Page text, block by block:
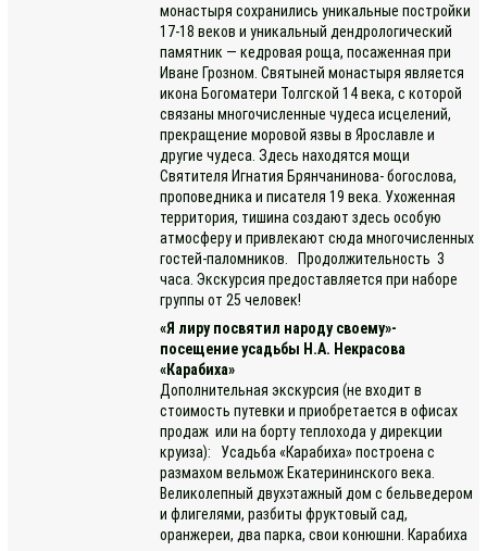
монастыря сохранились уникальные постройки
17-18 веков и уникальный дендрологический
памятник — кедровая роща, посаженная при
Иване Грозном. Святыней монастыря является
икона Богоматери Толгской 14 века, с которой
связаны многочисленные чудеса исцелений,
прекращение моровой язвы в Ярославле и
другие чудеса. Здесь находятся мощи
Святителя Игнатия Брянчанинова- богослова,
проповедника и писателя 19 века. Ухоженная
территория, тишина создают здесь особую
атмосферу и привлекают сюда многочисленных
гостей-паломников. Продолжительность 3
часа. Экскурсия предоставляется при наборе
группы от 25 человек!
«Я лиру посвятил народу своему»-
посещение усадьбы Н.А. Некрасова
«Карабиха»
Дополнительная экскурсия (не входит в
стоимость путевки и приобретается в офисах
продаж или на борту теплохода у дирекции
круиза): Усадьба «Карабиха» построена с
размахом вельмож Екатерининского века.
Великолепный двухэтажный дом с бельведером
и флигелями, разбиты фруктовый сад,
оранжереи, два парка, свои конюшни. Карабиха